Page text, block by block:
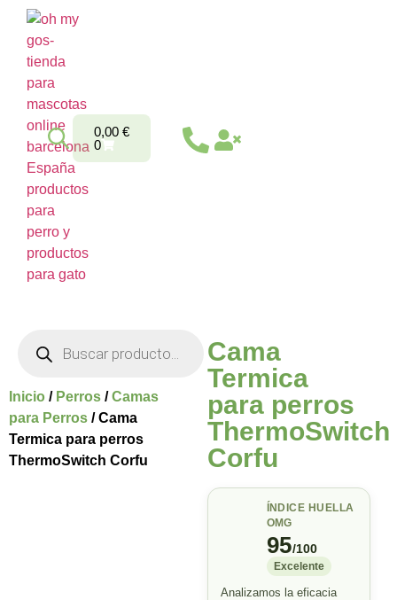
0,00 €
0
Inicio / Perros /Camas
para Perros / Cama
Termica para perros
ThermoSwitch Corfu
Cama
Termica
para perros
ThermoSwitch
Corfu
ÍNDICE HUELLA
OMG
95/100
Excelente
Analizamos la eficacia